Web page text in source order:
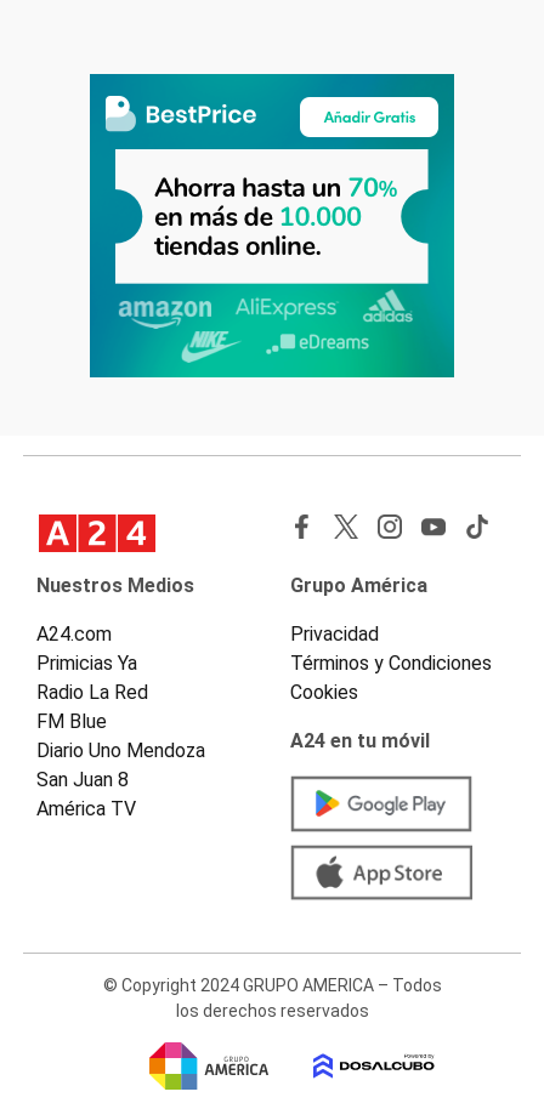
Nuestros Medios
A24.com
Primicias Ya
Radio La Red
FM Blue
Diario Uno Mendoza
San Juan 8
América TV
Grupo América
Privacidad
Términos y Condiciones
Cookies
A24 en tu móvil
© Copyright 2024 GRUPO AMERICA – Todos
los derechos reservados